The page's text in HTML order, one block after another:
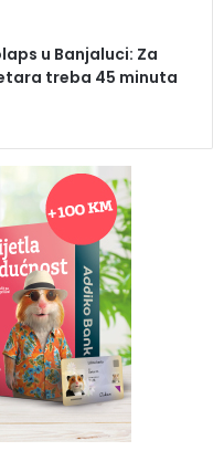
u Banjaluci: Za
treba 45 minuta